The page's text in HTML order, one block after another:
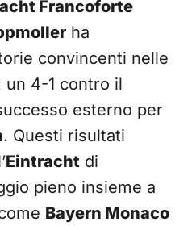
Francoforte
ha
convincenti nelle
un 4-1 contro il
esterno per
. Questi risultati
Eintracht di
pieno insieme a
Bayern Monaco